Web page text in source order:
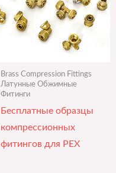
Brass Compression Fittings
Латунные Обжимные
Фитинги
Бесплатные образцы
компрессионных
фитингов для PEX